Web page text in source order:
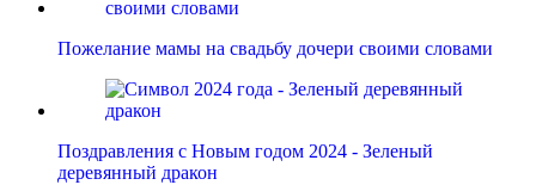
Пожелание мамы на свадьбу дочери своими словами
Поздравления с Новым годом 2024 - Зеленый
деревянный дракон